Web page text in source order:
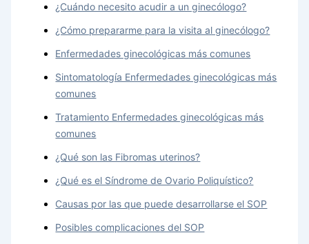
¿Cuándo necesito acudir a un ginecólogo?
¿Cómo prepararme para la visita al ginecólogo?
Enfermedades ginecológicas más comunes
Sintomatología Enfermedades ginecológicas más
comunes
Tratamiento Enfermedades ginecológicas más
comunes
¿Qué son las Fibromas uterinos?
¿Qué es el Síndrome de Ovario Poliquístico?
Causas por las que puede desarrollarse el SOP
Posibles complicaciones del SOP